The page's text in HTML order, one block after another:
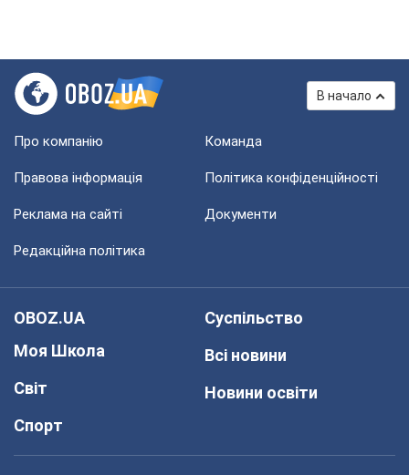
В начало
Про компанію Команда
Правова інформація Політика конфіденційності
Реклама на сайті Документи
Редакційна політика
OBOZ.UA
Моя Школа
Світ
Спорт
Суспільство
Всі новини
Новини освіти